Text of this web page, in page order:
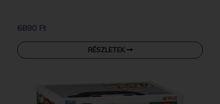
6890 Ft
RÉSZLETEK